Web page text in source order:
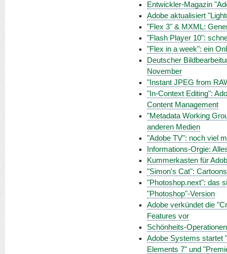
Entwickler-Magazin
Adobe aktualisiert
"Flex 3" & MXML:
"Flash Player 10":
"Flex in a week": ein
Deutscher
November
"Instant JPEG from
"In-Context Editing":
Content Management
"Metadata Working
anderen Medien
"Adobe TV": noch viel
Informations-Orgie:
Kummerkasten für
"Simon's Cat":
"Photoshop.next": das
"Photoshop"-Version
Adobe verkündet die
Features vor
Schönheits-
Adobe Systems startet
Elements 7" und